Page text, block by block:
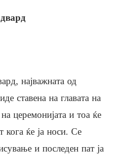
најважната од
ставена на главата на
церемонијата и тоа ќе
кога ќе ја носи. Се
и последен пат ја